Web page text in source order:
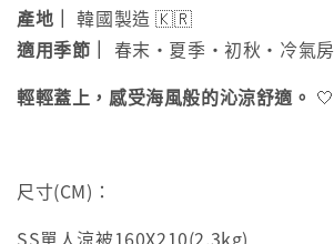
產地｜ 韓國製造 🇰🇷
適用季節｜ 春末・夏季・初秋・冷氣
輕輕蓋上，感受海風般的沁涼舒適。 🤍
尺寸(CM)：
SS單人涼被160X210(2.3kg)